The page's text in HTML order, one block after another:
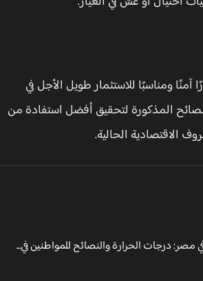
ومناسبًا للاستثمار طويل الأجل في
المذكورة لتحقيق أفضل استفادة من
الحالية.
درجات الحرارة والنصائح للمواطنين في...